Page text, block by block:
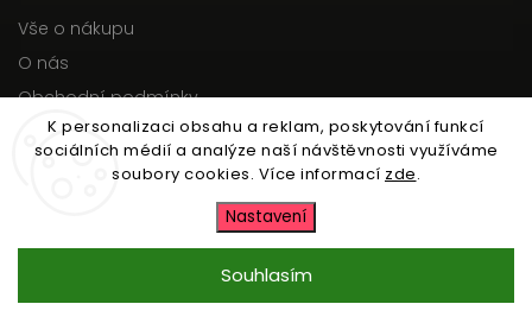
K personalizaci obsahu a reklam, poskytování funkcí
sociálních médií a analýze naší návštěvnosti využíváme
soubory cookies. Více informací zde.
Nastavení
Souhlasím
Vše o nákupu
O nás
Obchodní podmínky
Podmínky ochrany osobních údajů
Moje objednávka
Copyright 2026Zartu.cz. Všechna práva vyhrazena.
Upravit nastavení cookies